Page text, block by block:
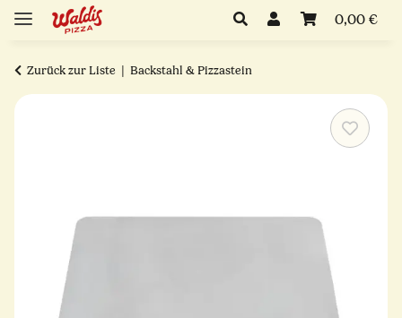
0,00 €
Zurück zur Liste Backstahl & Pizzastein